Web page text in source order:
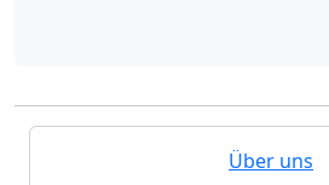
Über uns